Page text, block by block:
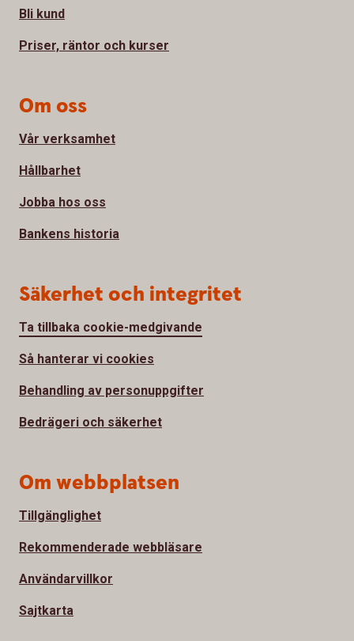
Bli kund
Priser, räntor och kurser
Om oss
Vår verksamhet
Hållbarhet
Jobba hos oss
Bankens historia
Säkerhet och integritet
Ta tillbaka cookie-medgivande
Så hanterar vi cookies
Behandling av personuppgifter
Bedrägeri och säkerhet
Om webbplatsen
Tillgänglighet
Rekommenderade webbläsare
Användarvillkor
Sajtkarta